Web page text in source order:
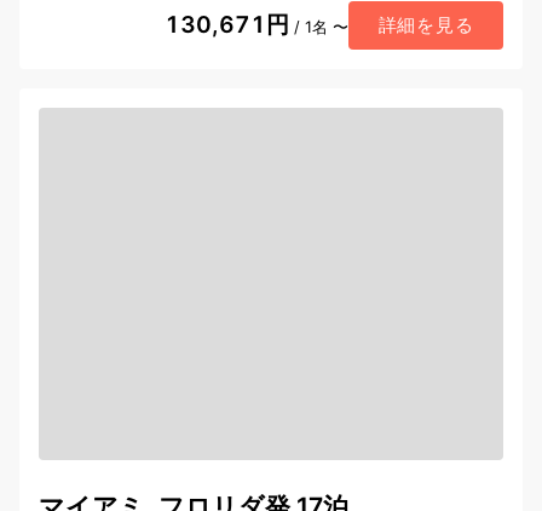
130,671円 / 1名 〜 詳細を見る